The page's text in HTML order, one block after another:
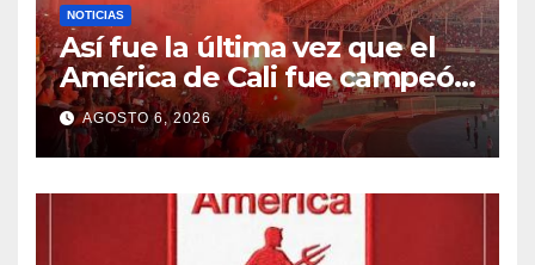
NOTICIAS
Así fue la última vez que el
América de Cali fue campeón
de Colombia
AGOSTO 6, 2026